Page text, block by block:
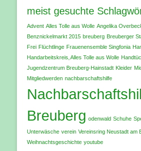
meist gesuchte
Advent Alles Tolle aus Wolle Angelika
Benznickelmarkt 2015 breuberg Breuberger
Frei Flüchtlinge Frauenensemble Singfonia
Handarbeitskreis‚ Alles Tolle aus Wolle
Jugendzentrum Breuberg-Hainstadt Kleider
Mitgliedwerden nachbarschaftshilfe
Breuberg odenwald Schuhe
Unterwäsche verein Vereinsring Neustadt am
Weihnachtsgeschichte youtube